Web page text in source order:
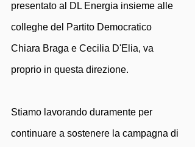
presentato al DL Energia insieme alle
colleghe del Partito Democratico
Chiara Braga e Cecilia D'Elia, va
proprio in questa direzione.
Stiamo lavorando duramente per
continuare a sostenere la campagna di